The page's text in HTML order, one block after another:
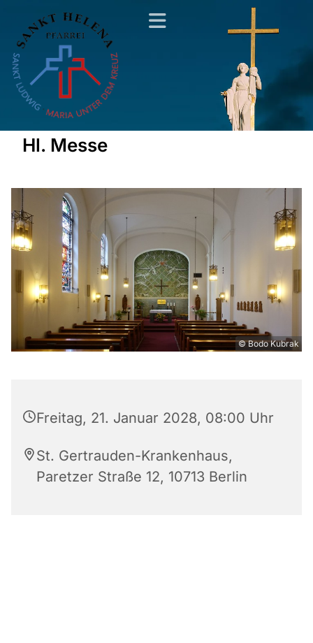
Hl. Messe
© Bodo Kubrak
Freitag, 21. Januar 2028, 08:00 Uhr
St. Gertrauden-Krankenhaus,
Paretzer Straße 12, 10713 Berlin